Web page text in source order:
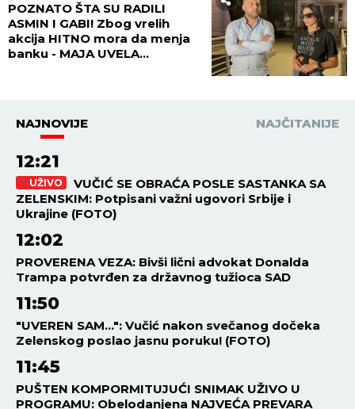
POZNATO ŠTA SU RADILI
ASMIN I GABI! Zbog vrelih
akcija HITNO mora da menja
banku - MAJA UVELA
NAJNOVIJE NAJČITANIJE
12:21
UŽIVO
VUČIĆ SE OBRAĆA POSLE SASTANKA SA
ZELENSKIM: Potpisani važni ugovori Srbije i
Ukrajine (FOTO)
12:02
PROVERENA VEZA: Bivši lični advokat Donalda
Trampa potvrđen za državnog tužioca SAD
11:50
"UVEREN SAM...": Vučić nakon svečanog dočeka
Zelenskog poslao jasnu poruku! (FOTO)
11:45
PUŠTEN KOMPORMITUJUĆI SNIMAK UŽIVO U
PROGRAMU: Obelodanjena NAJVEĆA PREVARA